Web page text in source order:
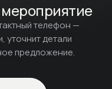
мероприятие
телефон —
уточнит детали
предложение.